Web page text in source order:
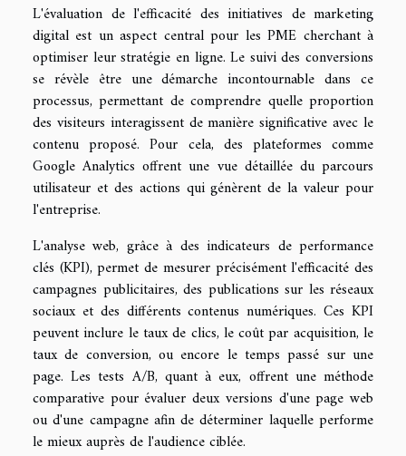
L'évaluation de l'efficacité des initiatives de marketing
digital est un aspect central pour les PME cherchant à
optimiser leur stratégie en ligne. Le suivi des conversions
se révèle être une démarche incontournable dans ce
processus, permettant de comprendre quelle proportion
des visiteurs interagissent de manière significative avec le
contenu proposé. Pour cela, des plateformes comme
Google Analytics offrent une vue détaillée du parcours
utilisateur et des actions qui génèrent de la valeur pour
l'entreprise.
L'analyse web, grâce à des indicateurs de performance
clés (KPI), permet de mesurer précisément l'efficacité des
campagnes publicitaires, des publications sur les réseaux
sociaux et des différents contenus numériques. Ces KPI
peuvent inclure le taux de clics, le coût par acquisition, le
taux de conversion, ou encore le temps passé sur une
page. Les tests A/B, quant à eux, offrent une méthode
comparative pour évaluer deux versions d'une page web
ou d'une campagne afin de déterminer laquelle performe
le mieux auprès de l'audience ciblée.